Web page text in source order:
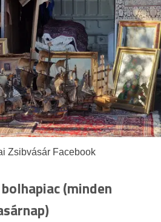
Zsibvásár Facebook
(minden